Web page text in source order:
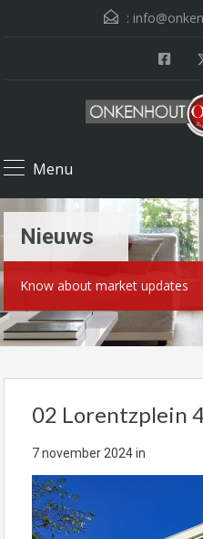
:
Menu
Nieuws
Know about market updates
02 Lorentzplein
7 november 2024in